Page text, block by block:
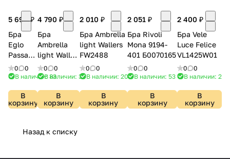
5 690 ₽
Бра
Eglo
Passa
95377
0
0
В наличии: 83
В
корзину
4 790 ₽
Бра
Ambrella
light Wall
FW559
0
0
В наличии: 3
В
корзину
2 010 ₽
Бра Ambrella
light Wallers
FW2488
0
0
В наличии: 20
В
корзину
2 051 ₽
Бра Rivoli
Mona 9194-
401 Б0070165
0
0
В наличии: 53
В
корзину
2 400 ₽
Бра Vele
Luce Felice
VL1425W01
0
0
В наличии: 2
В
корзину
Назад к списку